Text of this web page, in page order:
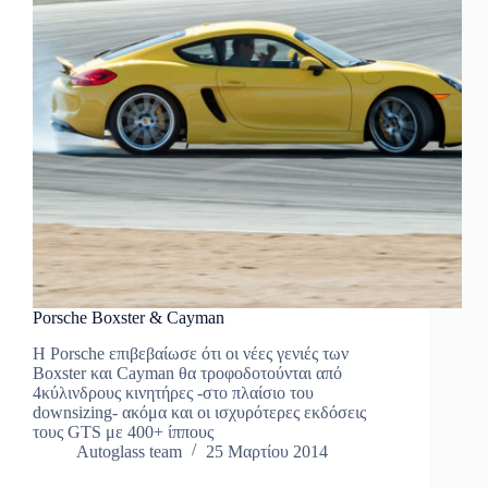
Porsche Boxster & Cayman
Η Porsche επιβεβαίωσε ότι οι νέες γενιές των
Boxster και Cayman θα τροφοδοτούνται από
4κύλινδρους κινητήρες -στο πλαίσιο του
downsizing- ακόμα και οι ισχυρότερες εκδόσεις
τους GTS με 400+ ίππους
Autoglass team
25 Μαρτίου 2014